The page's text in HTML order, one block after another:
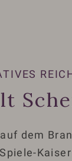
dem